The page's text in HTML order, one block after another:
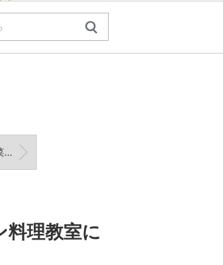
【お客様の声】野菜が嫌いな子でもぱくぱく食べられるかんたん「ベジマフィン」作り
料理教室に